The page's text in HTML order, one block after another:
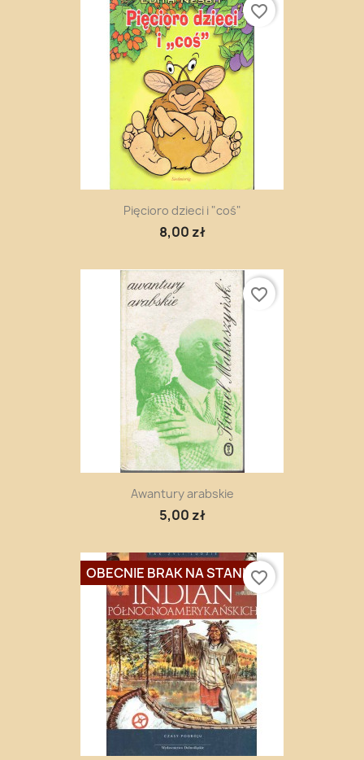
Pięcioro dzieci i "coś"
8,00 zł
favorite_border
Awantury arabskie
5,00 zł
favorite_border
OBECNIE BRAK NA STANIEfavorite_border